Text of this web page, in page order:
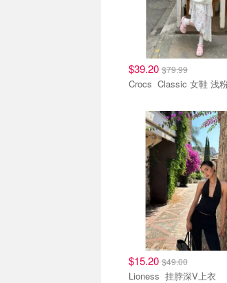
$39.20 $79.99
Crocs Classic 女鞋 浅
$15.20 $49.00
Lioness 挂脖深V上衣